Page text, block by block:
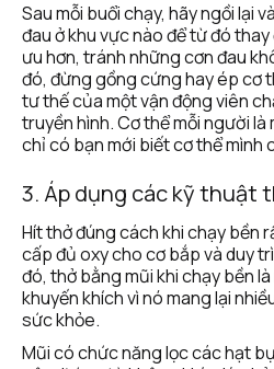
Sau mỗi buổi chạy, hãy ngồi lại
đau ở khu vực nào để từ đó
ưu hơn, tránh những cơn đau
đó, đừng gồng cứng hay ép cơ
tư thế của một vận động viên
truyền hình. Cơ thể mỗi người
chỉ có bạn mới biết cơ thể mình
3. Áp dụng các kỹ thuật
Hít thở đúng cách khi chạy bền
cấp đủ oxy cho cơ bắp và duy
đó, thở bằng mũi khi chạy bền
khuyến khích vì nó mang lại
sức khỏe.
Mũi có chức năng lọc các hạt